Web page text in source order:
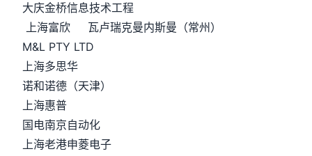
大庆金桥信息技术工程
上海富欣 瓦卢瑞克曼内斯曼（常州）
M&L PTY LTD
上海多思华
诺和诺德（天津）
上海惠普
国电南京自动化
上海老港申菱电子